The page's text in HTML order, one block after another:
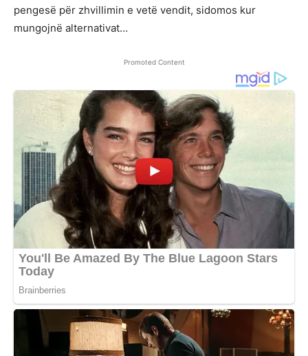
pengesë për zhvillimin e vetë vendit, sidomos kur
mungojnë alternativat…
Promoted Content